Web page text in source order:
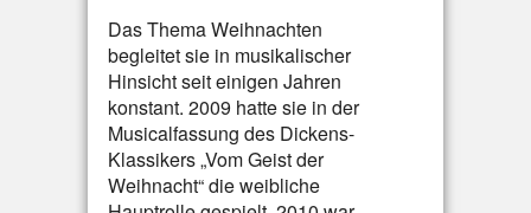
Das Thema Weihnachten
begleitet sie in musikalischer
Hinsicht seit einigen Jahren
konstant. 2009 hatte sie in der
Musicalfassung des Dickens-
Klassikers „Vom Geist der
Weihnacht“ die weibliche